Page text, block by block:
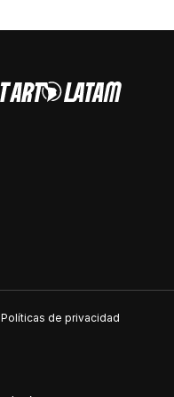
Políticas de privacidad